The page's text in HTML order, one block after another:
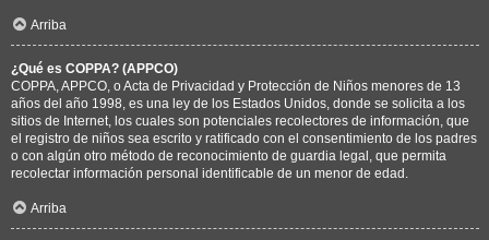
Arriba
¿Qué es COPPA? (APPCO)
COPPA, APPCO, o Acta de Privacidad y Protección de Niños menores de 13
años del año 1998, es una ley de los Estados Unidos, donde se solicita a los
sitios de Internet, los cuales son potenciales recolectores de información, que
el registro de niños sea escrito y ratificado con el consentimiento de los padres
o con algún otro método de reconocimiento de guardia legal, que permita
recolectar información personal identificable de un menor de edad.
Arriba